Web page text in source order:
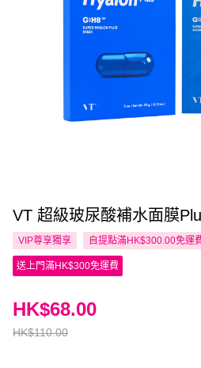
VT 超級玻尿酸補水面膜
VIP尊享獨享 自提點滿HK$300.00免運
送上門滿HK$300免運費
HK$110.00
HK$68.00